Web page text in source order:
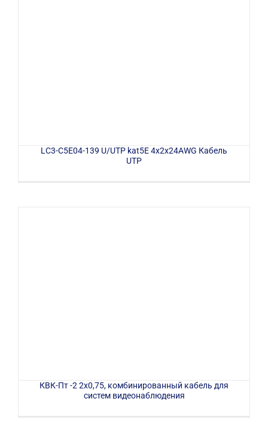
LC3-C5E04-139 U/UTP kat5E 4x2x24AWG Кабель
UTP
КВК-Пт -2 2х0,75, комбинированный кабель для
систем видеонаблюдения